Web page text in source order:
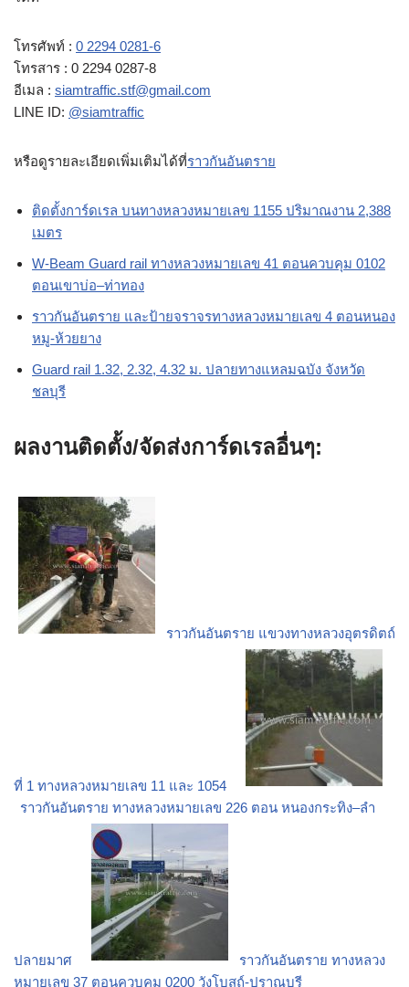
โทรศัพท์ : 0 2294 0281-6
โทรสาร : 0 2294 0287-8
อีเมล : siamtraffic.stf@gmail.com
LINE ID: @siamtraffic
หรือดูรายละเอียดเพิ่มเติมได้ที่ราวกันอันตราย
ติดตั้งการ์ดเรล บนทางหลวงหมายเลข 1155 ปริมาณงาน 2,388
เมตร
W-Beam Guard rail ทางหลวงหมายเลข 41 ตอนควบคุม 0102
ตอนเขาบ่อ–ท่าทอง
ราวกันอันตราย และป้ายจราจรทางหลวงหมายเลข 4 ตอนหนอง
หมู-ห้วยยาง
Guard rail 1.32, 2.32, 4.32 ม. ปลายทางแหลมฉบัง จังหวัด
ชลบุรี
ผลงานติดตั้ง/จัดส่งการ์ดเรลอื่นๆ:
ราวกันอันตราย แขวงทางหลวงอุตรดิตถ์
ที่ 1 ทางหลวงหมายเลข 11 และ 1054
ราวกันอันตราย ทางหลวงหมายเลข 226 ตอน หนองกระทิง–ลำ
ปลายมาศ
ราวกันอันตราย ทางหลวง
หมายเลข 37 ตอนควบคุม 0200 วังโบสถ์-ปราณบุรี